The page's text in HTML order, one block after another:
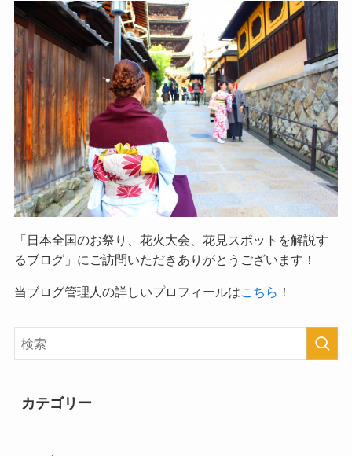
「日本全国のお祭り、花火大会、花見スポットを解説す
るブログ」 にご訪問いただきありがとうございます！
当ブログ管理人の詳しいプロフィールはこちら ！
カテゴリー